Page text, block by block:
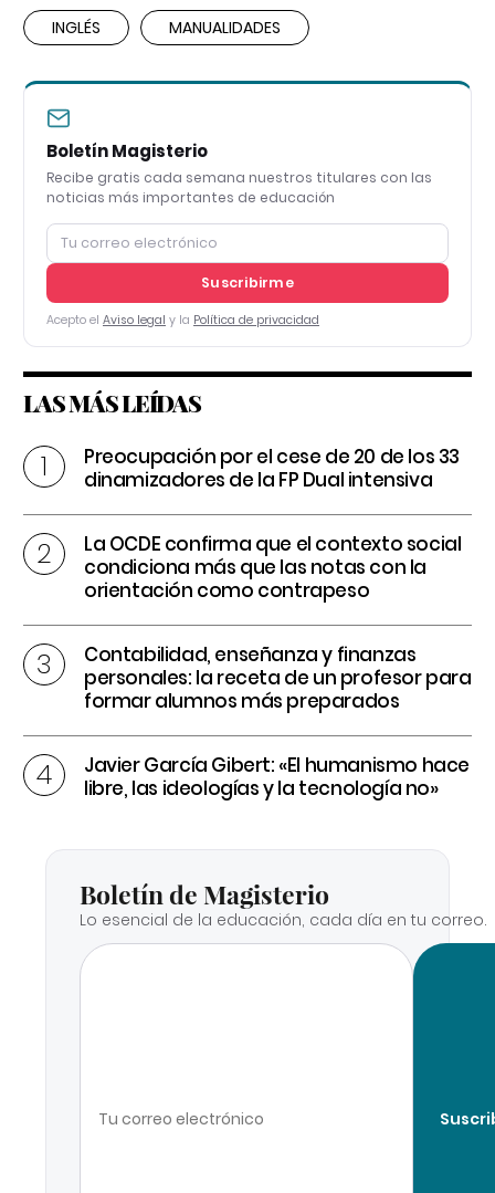
INGLÉS MANUALIDADES
Boletín Magisterio
Recibe gratis cada semana nuestros titulares con las
noticias más importantes de educación
Suscribirme
Acepto el Aviso legal y la Política de privacidad
LAS MÁS LEÍDAS
Preocupación por el cese de 20 de los 33
dinamizadores de la FP Dual intensiva
La OCDE confirma que el contexto social
condiciona más que las notas con la
orientación como contrapeso
Contabilidad, enseñanza y finanzas
personales: la receta de un profesor para
formar alumnos más preparados
Javier García Gibert: «El humanismo hace
libre, las ideologías y la tecnología no»
Boletín de Magisterio
Lo esencial de la educación, cada día en tu correo.